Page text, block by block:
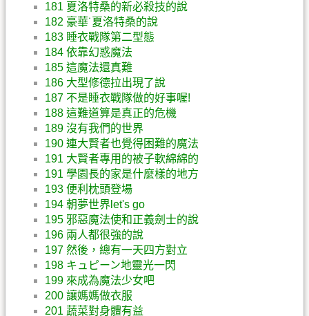
181 夏洛特桑的新必殺技的說
182 豪華˙夏洛特桑的說
183 睡衣戰隊第二型態
184 依靠幻惑魔法
185 這魔法還真難
186 大型修德拉出現了說
187 不是睡衣戰隊做的好事喔!
188 這難道算是真正的危機
189 沒有我們的世界
190 連大賢者也覺得困難的魔法
191 大賢者專用的被子軟綿綿的
191 學園長的家是什麼樣的地方
193 便利枕頭登場
194 朝夢世界let's go
195 邪惡魔法使和正義劍士的說
196 兩人都很強的說
197 然後，總有一天四方對立
198 キュピーン地靈光一閃
199 來成為魔法少女吧
200 讓媽媽做衣服
201 蔬菜對身體有益